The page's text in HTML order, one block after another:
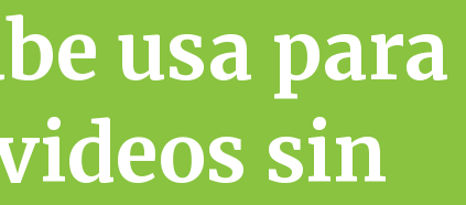
usa para
sin